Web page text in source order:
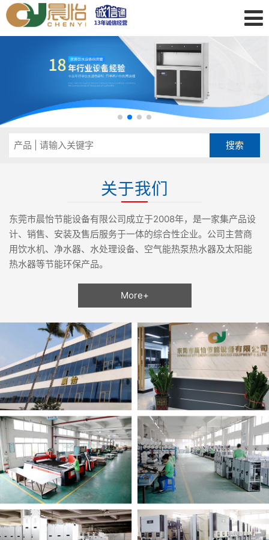
关于我们
东莞市晨怡节能设备有限公司成立于2008年，是一家集产品设
计、销售、安装及售后服务于一体的综合性企业。公司主营商
用饮水机、净水器、水处理设备、空气能热泵热水器及太阳能
热水器等节能环保产品。
More+